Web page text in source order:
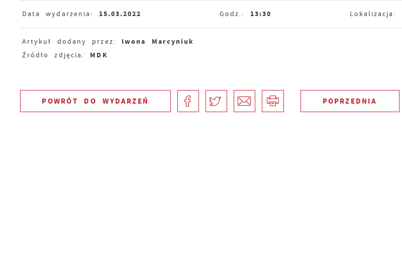
Data wydarzenia: 15.03.2022 Godz.: 13:30 Lokalizacja:
Artykuł dodany przez: Iwona Marcyniuk
Źródło zdjęcia: MDK
POWRÓT DO WYDARZEŃ POPRZEDNIA